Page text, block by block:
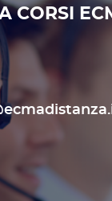
CORSI